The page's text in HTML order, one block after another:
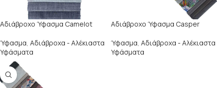
Αδιάβροχο Ύφασμα Camelot
Ύφασμα, Αδιάβροχα - Αλέκιαστα
Υφάσματα
Αδιάβροχο Ύφασμα Casper
Ύφασμα, Αδιάβροχα - Αλέκιαστα
Υφάσματα